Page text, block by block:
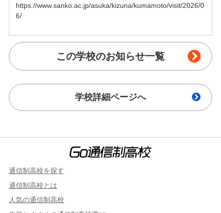
https://www.sanko.ac.jp/asuka/kizuna/kumamoto/visit/2026/0
6/
この学校のお知らせ一覧
学校詳細ページへ
通信制高校を探す
通信制高校とは
人気の通信制高校